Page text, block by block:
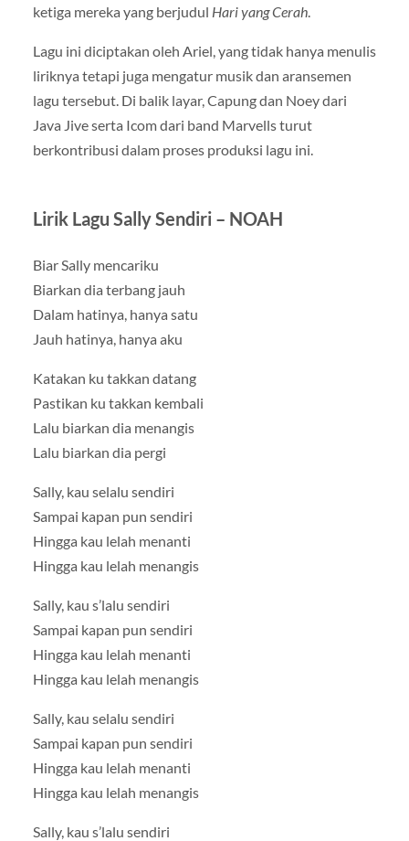
ketiga mereka yang berjudul Hari yang Cerah.
Lagu ini diciptakan oleh Ariel, yang tidak hanya menulis
liriknya tetapi juga mengatur musik dan aransemen
lagu tersebut. Di balik layar, Capung dan Noey dari
Java Jive serta Icom dari band Marvells turut
berkontribusi dalam proses produksi lagu ini.
Lirik Lagu Sally Sendiri – NOAH
Biar Sally mencariku
Biarkan dia terbang jauh
Dalam hatinya, hanya satu
Jauh hatinya, hanya aku
Katakan ku takkan datang
Pastikan ku takkan kembali
Lalu biarkan dia menangis
Lalu biarkan dia pergi
Sally, kau selalu sendiri
Sampai kapan pun sendiri
Hingga kau lelah menanti
Hingga kau lelah menangis
Sally, kau s’lalu sendiri
Sampai kapan pun sendiri
Hingga kau lelah menanti
Hingga kau lelah menangis
Sally, kau selalu sendiri
Sampai kapan pun sendiri
Hingga kau lelah menanti
Hingga kau lelah menangis
Sally, kau s’lalu sendiri